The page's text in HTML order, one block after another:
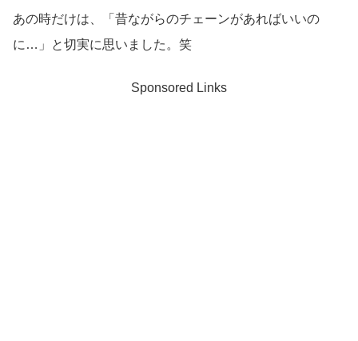
あの時だけは、「昔ながらのチェーンがあればいいの
に…」と切実に思いました。笑
Sponsored Links